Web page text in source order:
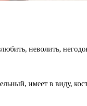
неволить,
имеет в виду,